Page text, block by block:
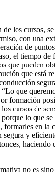
los cursos,
con una
de
el tiempo de
que pueden
que está
que
formación
cursos de
lo que se
en la
segura y
haciendo
no es